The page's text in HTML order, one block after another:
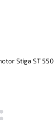
Stiga ST 550